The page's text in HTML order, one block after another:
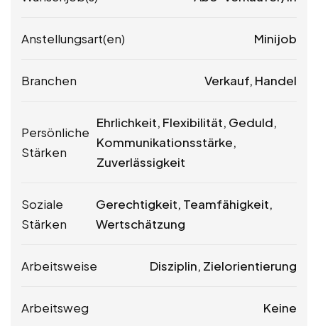
Anstellungsart(en) Minijob
Branchen Verkauf, Handel
Persönliche
Stärken
Ehrlichkeit, Flexibilität, Geduld,
Kommunikationsstärke,
Zuverlässigkeit
Soziale
Stärken
Gerechtigkeit, Teamfähigkeit,
Wertschätzung
Arbeitsweise Disziplin, Zielorientierung
Arbeitsweg Keine